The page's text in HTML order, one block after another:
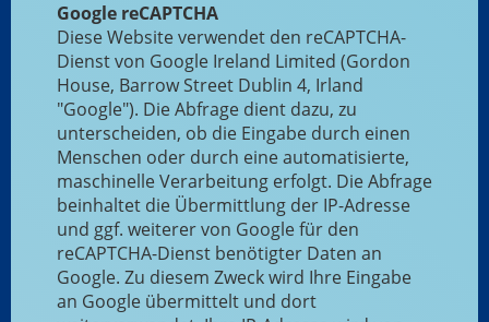
Google reCAPTCHA
Diese Website verwendet den reCAPTCHA-
Dienst von Google Ireland Limited (Gordon
House, Barrow Street Dublin 4, Irland
"Google"). Die Abfrage dient dazu, zu
unterscheiden, ob die Eingabe durch einen
Menschen oder durch eine automatisierte,
maschinelle Verarbeitung erfolgt. Die Abfrage
beinhaltet die Übermittlung der IP-Adresse
und ggf. weiterer von Google für den
reCAPTCHA-Dienst benötigter Daten an
Google. Zu diesem Zweck wird Ihre Eingabe
an Google übermittelt und dort